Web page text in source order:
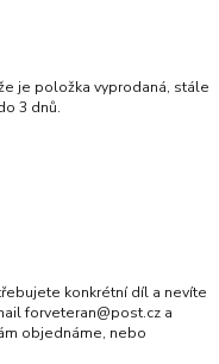
je položka vyprodaná, stále
3 dnů.
konkrétní díl a nevíte
forveteran@post.cz a
objednáme, nebo